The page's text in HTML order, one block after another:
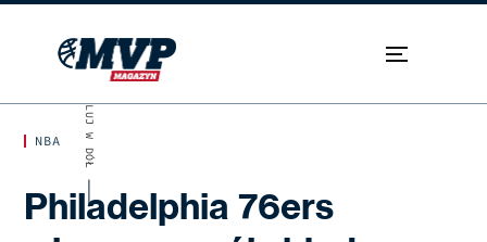
NBA
Philadelphia 76ers
SKROLUJ W DÓŁ